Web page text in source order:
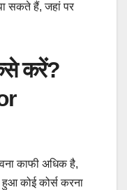
सकते हैं, जहां पर
करें?
काफी अधिक है,
कोई कोर्स करना